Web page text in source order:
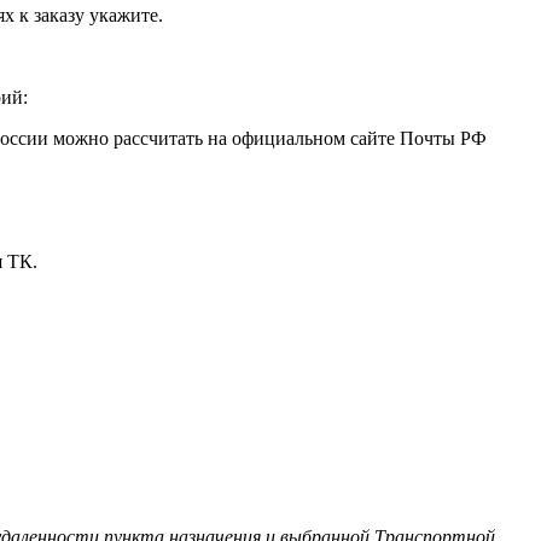
к заказу укажите.
можно рассчитать на официальном сайте Почты РФ
ТК.
пункта назначения и выбранной Транспортной